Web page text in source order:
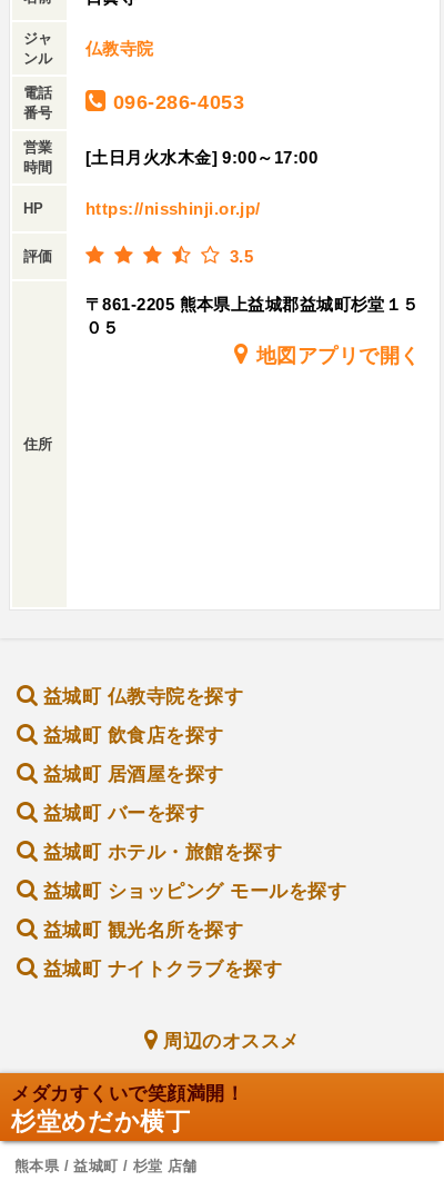
ジャ
ンル
仏教寺院
電話
番号
096-286-4053
営業
時間
[土日月火水木金] 9:00～17:00
HP https://nisshinji.or.jp/
評価 3.5
住所
〒861-2205 熊本県上益城郡益城町杉堂１５
０５
地図アプリで開く
益城町 仏教寺院を探す
益城町 飲食店を探す
益城町 居酒屋を探す
益城町 バーを探す
益城町 ホテル・旅館を探す
益城町 ショッピング モールを探す
益城町 観光名所を探す
益城町 ナイトクラブを探す
周辺のオススメ
メダカすくいで笑顔満開！
杉堂めだか横丁
熊本県 / 益城町 / 杉堂 店舗